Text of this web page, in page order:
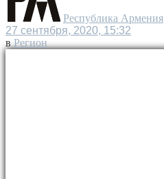
Республика Армения
27 сентября, 2020, 15:32
в Регион